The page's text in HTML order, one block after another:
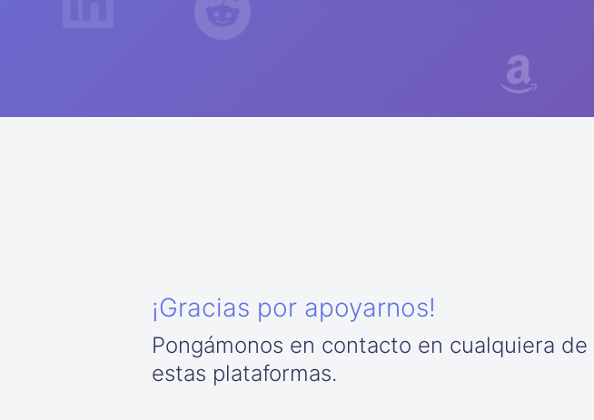
¡Gracias por apoyarnos!
Pongámonos en contacto en cualquiera de
estas plataformas.